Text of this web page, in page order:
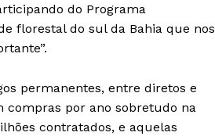
do Programa
florestal do sul da Bahia que nos
permanentes, entre diretos e
compras por ano sobretudo na
contratados, e aquelas